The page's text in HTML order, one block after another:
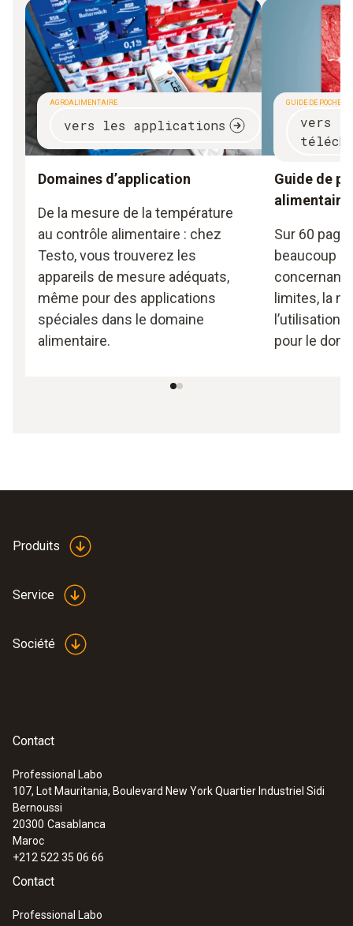
AGROALIMENTAIRE
vers les applications
Domaines d’application
De la mesure de la température
au contrôle alimentaire : chez
Testo, vous trouverez les
appareils de mesure adéquats,
même pour des applications
spéciales dans le domaine
alimentaire.
GUIDE DE POCHE
vers
Guide de
alimentaire
Sur 60
beaucoup
concernant
limites, la
l’utilisation
pour le
Produits
Service
Société
Contact
Professional Labo
107, Lot Mauritania, Boulevard New York Quartier Industriel Sidi
Bernoussi
20300 Casablanca
Maroc
+212 522 35 06 66
Contact
Professional Labo